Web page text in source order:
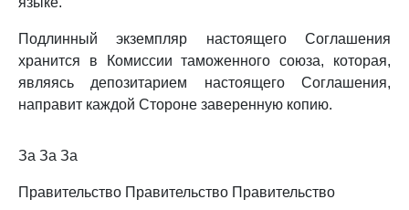
Подлинный экземпляр настоящего Соглашения
хранится в Комиссии таможенного союза, которая,
являясь депозитарием настоящего Соглашения,
направит каждой Стороне заверенную копию.
За За За
Правительство Правительство Правительство